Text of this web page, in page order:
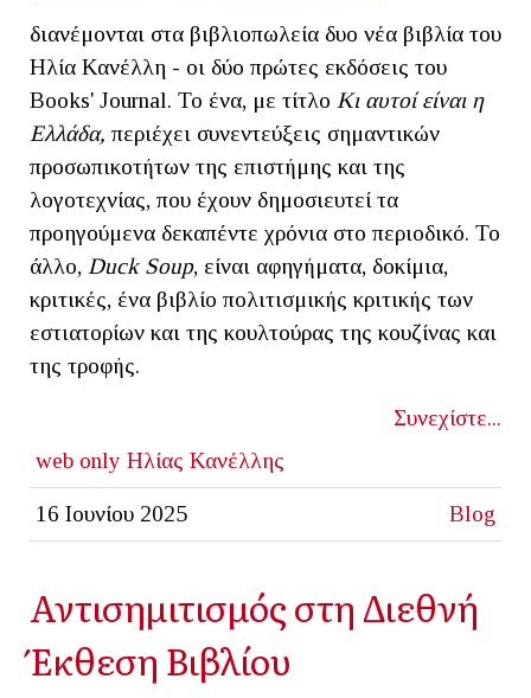
διανέμονται στα βιβλιοπωλεία δυο νέα βιβλία του
Ηλία Κανέλλη - οι δύο πρώτες εκδόσεις τoυ
Books' Journal. Το ένα, με τίτλο Κι αυτοί είναι η
Ελλάδα, περιέχει συνεντεύξεις σημαντικών
προσωπικοτήτων της επιστήμης και της
λογοτεχνίας, που έχουν δημοσιευτεί τα
προηγούμενα δεκαπέντε χρόνια στο περιοδικό. Το
άλλο, Duck Soup, είναι αφηγήματα, δοκίμια,
κριτικές, ένα βιβλίο πολιτισμικής κριτικής των
εστιατορίων και της κουλτούρας της κουζίνας και
της τροφής.
Συνεχίστε...
web only Ηλίας Κανέλλης
16 Ιουνίου 2025 Blog
Αντισημιτισμός στη Διεθνή
Έκθεση Βιβλίου